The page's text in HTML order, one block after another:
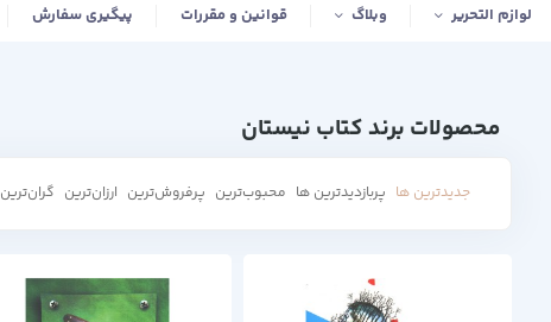
لوازم التحریر وبلاگ قوانین و مقررات پیگیری سفارش
محصولات برند کتاب نیستان
جدیدترین ها پربازدیدترین ها محبوب‌‌ترین پرفروش‌ترین ارزان‌ترین گران‌ترین